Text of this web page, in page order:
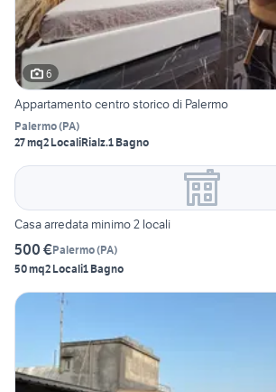
6
Appartamento centro storico di Palermo
Palermo(PA)
27 mq2 LocaliRialz.1 Bagno
Casa arredata minimo 2 locali
500 €Palermo(PA)
50 mq2 Locali1 Bagno